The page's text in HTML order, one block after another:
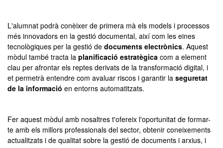
L'alumnat podrà conèixer de primera mà els models i processos
més innovadors en la gestió documental, així com les eines
tecnològiques per la gestió de documents electrònics. Aquest
mòdul també tracta la planificació estratègica com a element
clau per afrontar els reptes derivats de la transformació digital, i
et permetrà entendre com avaluar riscos i garantir la seguretat
de la informació en entorns automatitzats.
Fer aquest mòdul amb nosaltres t'ofereix l'oportunitat de formar-
te amb els millors professionals del sector, obtenir coneixements
actualitzats i de qualitat sobre la gestió de documents i arxius, i